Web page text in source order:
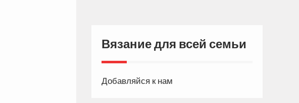
Вязание для всей семьи
Добавляйся к нам